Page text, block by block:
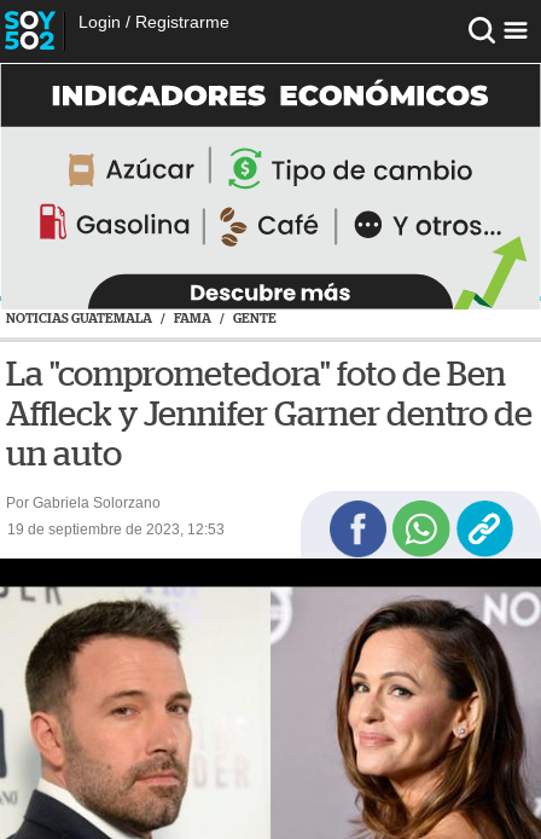
Login / Registrarme
NOTICIAS GUATEMALA / FAMA / GENTE
La "comprometedora" foto de Ben
Affleck y Jennifer Garner dentro de
un auto
Por Gabriela Solorzano
19 de septiembre de 2023, 12:53